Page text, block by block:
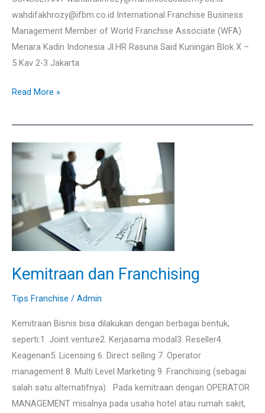
wahdifakhrozy@ifbm.co.id International Franchise Business
Management Member of World Franchise Associate (WFA)
Menara Kadin Indonesia Jl.HR Rasuna Said Kuningan Blok X –
5 Kav 2-3 Jakarta
Read More »
Kemitraan dan Franchising
Tips Franchise / Admin
Kemitraan Bisnis bisa dilakukan dengan berbagai bentuk,
seperti:1. Joint venture2. Kerjasama modal3. Reseller4.
Keagenan5. Licensing 6. Direct selling 7. Operator
management 8. Multi Level Marketing 9. Franchising (sebagai
salah satu alternatifnya) Pada kemitraan dengan OPERATOR
MANAGEMENT misalnya pada usaha hotel atau rumah sakit,
Kemitraan